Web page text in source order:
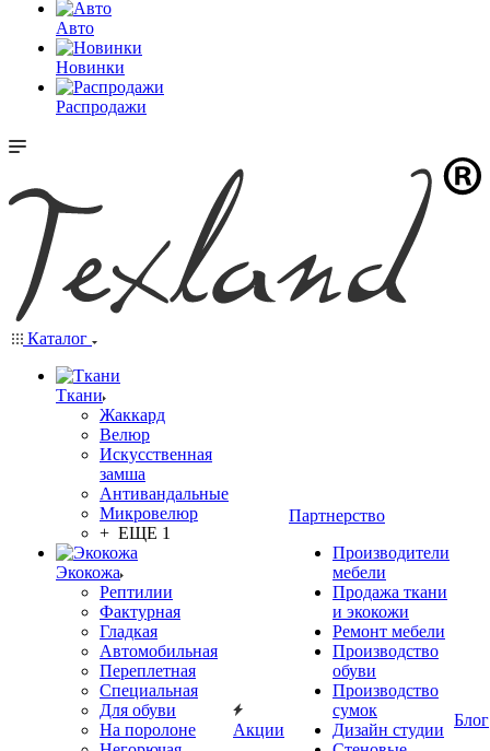
Авто
Новинки
Распродажи
Каталог
Ткани
Жаккард
Велюр
Искусственная
замша
Антивандальные
Микровелюр
+ ЕЩЕ 1
Экокожа
Рептилии
Фактурная
Гладкая
Автомобильная
Переплетная
Специальная
Для обуви
На поролоне
Акции
Партнерство
Производители
мебели
Продажа ткани
и экокожи
Ремонт мебели
Производство
обуви
Производство
сумок
Дизайн студии
Блог